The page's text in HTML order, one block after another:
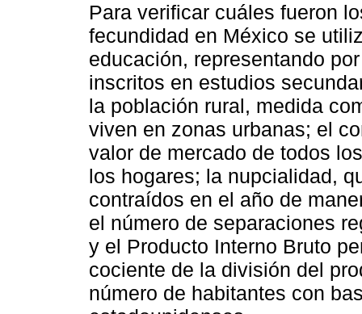
Para verificar cuáles fueron
fecundidad en México se
educación, representando
inscritos en estudios
la población rural, medida
viven en zonas urbanas; el
valor de mercado de todos
los hogares; la nupcialidad,
contraídos en el año de
el número de separaciones
y el Producto Interno Bruto
cociente de la división del
número de habitantes con